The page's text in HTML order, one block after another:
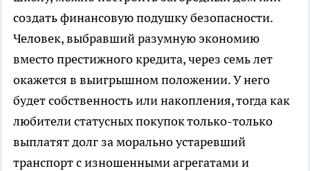
создать финансовую подушку безопасности.
Человек, выбравший разумную экономию
вместо престижного кредита, через семь лет
окажется в выигрышном положении. У него
будет собственность или накопления, тогда как
любители статусных покупок только-только
выплатят долг за морально устаревший
транспорт с изношенными агрегатами и